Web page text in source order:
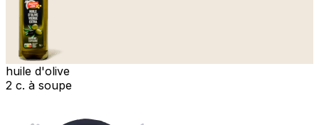
huile d'olive
2 c. à soupe